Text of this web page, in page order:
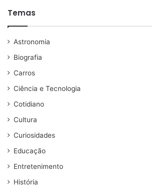
Temas
Astronomia
Biografia
Carros
Ciência e Tecnologia
Cotidiano
Cultura
Curiosidades
Educação
Entretenimento
História